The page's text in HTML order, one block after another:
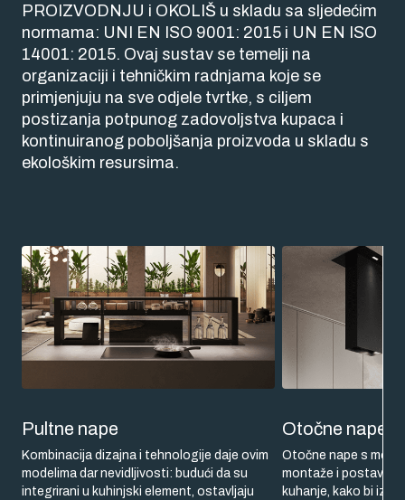
PROIZVODNJU i OKOLIŠ u skladu sa sljedećim
normama: UNI EN ISO 9001: 2015 i UN EN ISO
14001: 2015. Ovaj sustav se temelji na
organizaciji i tehničkim radnjama koje se
primjenjuju na sve odjele tvrtke, s ciljem
postizanja potpunog zadovoljstva kupaca i
kontinuiranog poboljšanja proizvoda u skladu s
ekološkim resursima.
Pultne nape
Kombinacija dizajna i tehnologije daje ovim
modelima dar nevidljivosti: budući da su
integrirani u kuhinjski element, ostavljaju
Otočne nape
Otočne nape s
montaže i
kuhanje, kako bi